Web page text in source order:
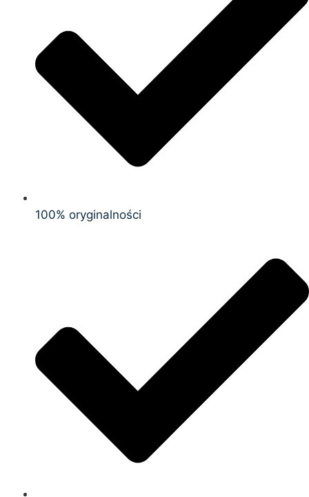
100% oryginalności